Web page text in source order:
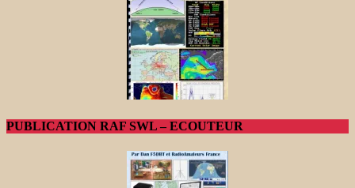
PUBLICATION RAF SWL – ECOUTEUR